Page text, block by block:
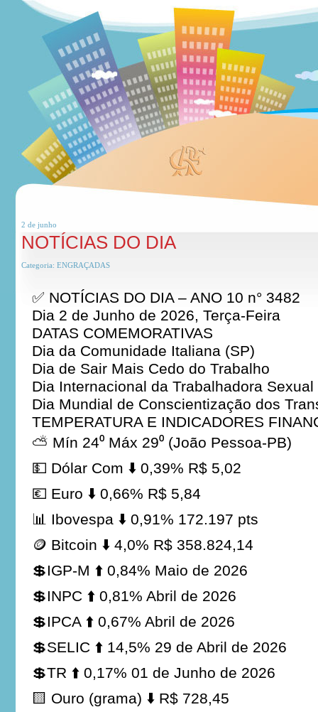
2 de junho
NOTÍCIAS DO DIA
Categoria: ENGRAÇADAS
✅ NOTÍCIAS DO DIA – ANO 10 n° 3482
Dia 2 de Junho de 2026, Terça-Feira
DATAS COMEMORATIVAS
Dia da Comunidade Italiana (SP)
Dia de Sair Mais Cedo do Trabalho
Dia Internacional da Trabalhadora Sexual
Dia Mundial de Conscientização dos
TEMPERATURA E INDICADORES
⛅ Mín 24⁰ Máx 29⁰ (João Pessoa-PB)
💵 Dólar Com ⬇️ 0,39% R$ 5,02
💶 Euro ⬇️ 0,66% R$ 5,84
📊 Ibovespa ⬇️ 0,91% 172.197 pts
🪙 Bitcoin ⬇️ 4,0% R$ 358.824,14
💲IGP-M ⬆️ 0,84% Maio de 2026
💲INPC ⬆️ 0,81% Abril de 2026
💲IPCA ⬆️ 0,67% Abril de 2026
💲SELIC ⬆️ 14,5% 29 de Abril de 2026
💲TR ⬆️ 0,17% 01 de Junho de 2026
🟨 Ouro (grama) ⬇️ R$ 728,45